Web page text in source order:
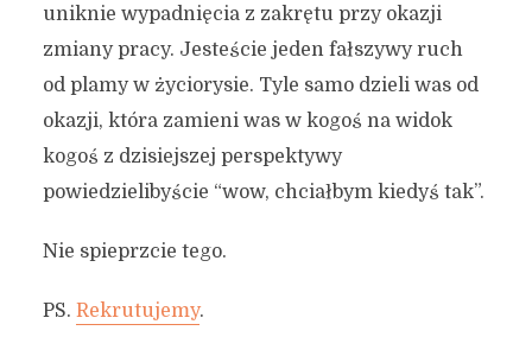
uniknie wypadnięcia z zakrętu przy okazji
zmiany pracy. Jesteście jeden fałszywy ruch
od plamy w życiorysie. Tyle samo dzieli was od
okazji, która zamieni was w kogoś na widok
kogoś z dzisiejszej perspektywy
powiedzielibyście “wow, chciałbym kiedyś tak”.
Nie spieprzcie tego.
PS. Rekrutujemy.